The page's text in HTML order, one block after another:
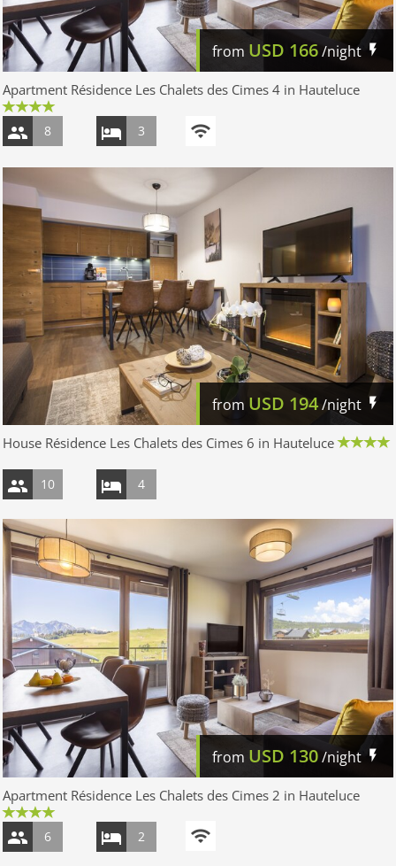
from USD 166/night
Apartment Résidence Les Chalets des Cimes 4 in Hauteluce
8 3
from USD 194/night
House Résidence Les Chalets des Cimes 6 in Hauteluce
10 4
from USD 130/night
Apartment Résidence Les Chalets des Cimes 2 in Hauteluce
6 2